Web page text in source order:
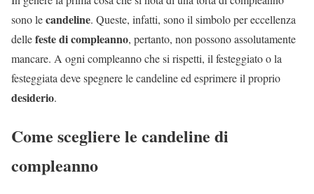
sono lecandeline. Queste, infatti, sono il simbolo per eccellenza
dellefeste di compleanno, pertanto, non possono assolutamente
mancare. A ogni compleanno che si rispetti, il festeggiato o la
festeggiata deve spegnere le candeline ed esprimere il proprio
desiderio.
Come scegliere le candeline di
compleanno